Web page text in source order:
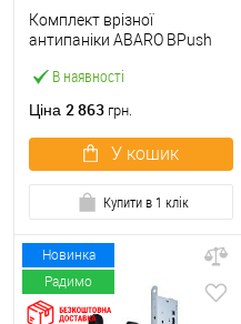
В наявності
Комплект врізної
антипаніки ABARO BPush
чорний із замком та ручкою
Ціна 2 863 грн.
У кошик
Купити в 1 клік
Новинка
Радимо